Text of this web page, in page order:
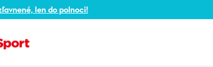
len do polnoci!